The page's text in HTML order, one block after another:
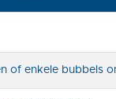
of enkele bubbels